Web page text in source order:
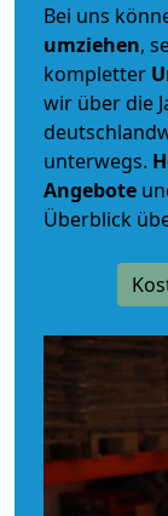
Bei uns
umziehen,
kompletter
wir über die
unterwegs.
Angebote
Überblick